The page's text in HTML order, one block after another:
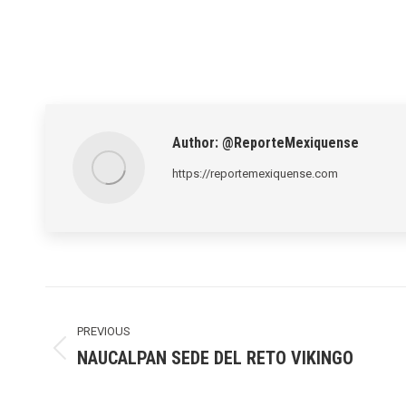
Author: @ReporteMexiquense
https://reportemexiquense.com
navigation
PREVIOUS
Previous
NAUCALPAN SEDE DEL RETO VIKINGO